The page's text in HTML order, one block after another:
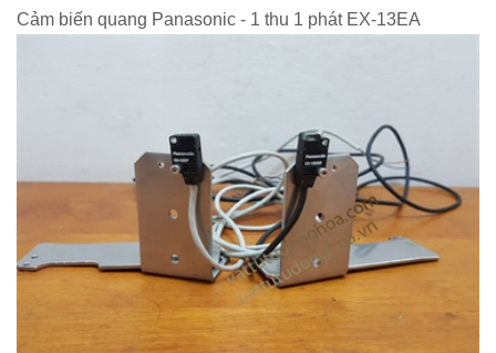
Cảm biến quang Panasonic - 1 thu 1 phát EX-13EA